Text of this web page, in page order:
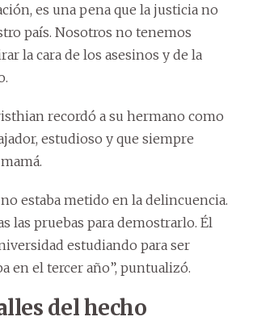
es una pena que la justicia no
país. Nosotros no tenemos
la cara de los asesinos y de la
recordó a su hermano como
estudioso y que siempre
estaba metido en la delincuencia.
las pruebas para demostrarlo. Él
estudiando para ser
en el tercer año”, puntualizó.
del hecho